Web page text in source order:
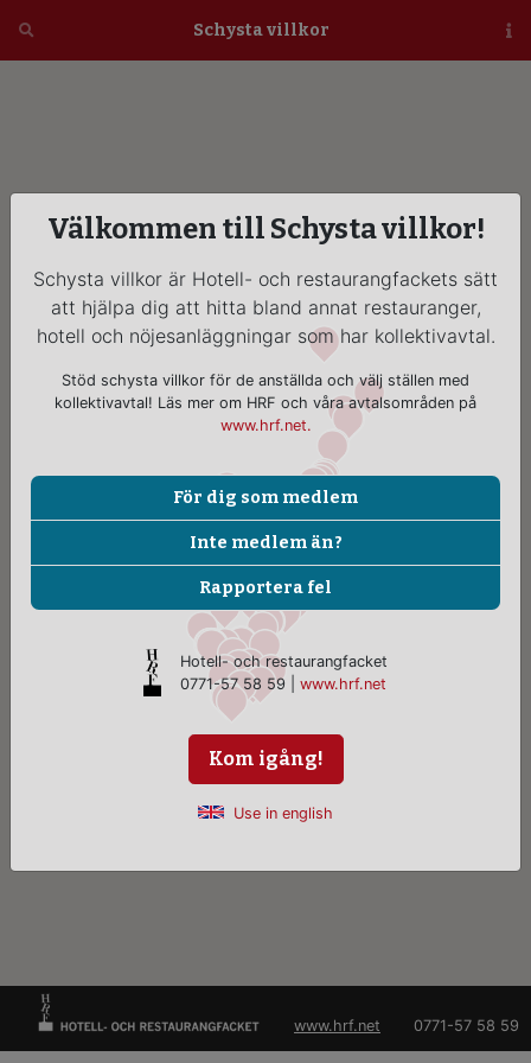
Schysta villkor
www.hrf.net 0771-57 58 59
Välkommen till Schysta villkor!
Schysta villkor är Hotell- och restaurangfackets sätt
att hjälpa dig att hitta bland annat restauranger,
hotell och nöjesanläggningar som har kollektivavtal.
Stöd schysta villkor för de anställda och välj ställen med
kollektivavtal! Läs mer om HRF och våra avtalsområden på
www.hrf.net.
För dig som medlem
Inte medlem än?
Rapportera fel
Hotell- och restaurangfacket
0771-57 58 59 |www.hrf.net
Kom igång!
Use in english